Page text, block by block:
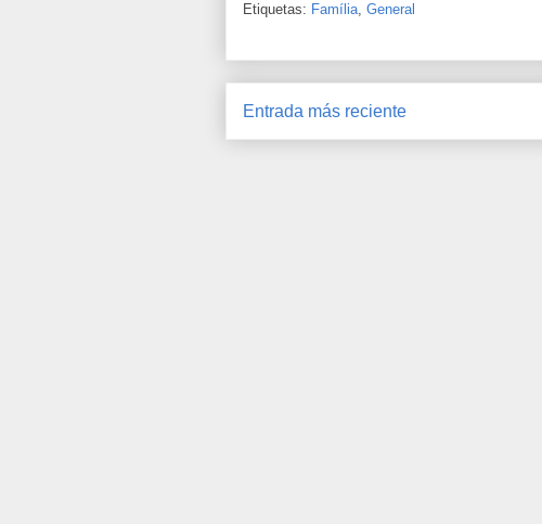
Etiquetas: Família, General
Entrada más reciente